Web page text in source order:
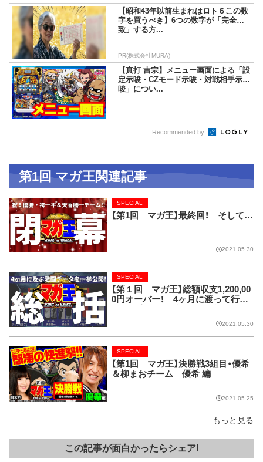
【昭和43年以前生まれはロト６この数
字を買うべき】6つの数字が「完全一
致」する方...
PR(株式会社MURA)
【真打 吉宗】メニュー画面による「設
定示唆・CZモード示唆・対戦相手示
唆」につい...
Recommended by
第1回 マガ王関連記事
【第1回 マガ王】最終回！ そして…
SPECIAL
2021.05.30
【第１回 マガ王】総額収支1,200,00
0円オーバー！ 4ヶ月に渡って行わ
SPECIAL
2021.05.30
【第1回 マガ王】決勝戦3組目・優希
＆柳まおチーム 優希 編
SPECIAL
2021.05.25
もっと見る
この記事が面白かったらシェア!